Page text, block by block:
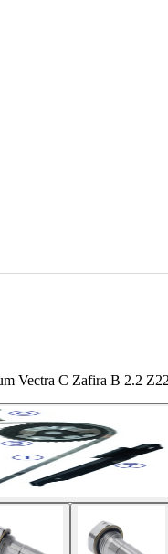
Vectra C Zafira B 2.2